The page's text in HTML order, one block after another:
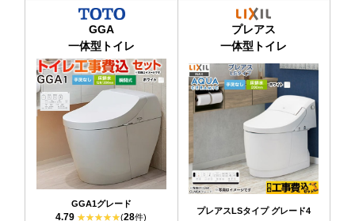
GGA
一体型トイレ
GGA1グレード
4.79 (28件)
プレアス
一体型トイレ
プレアスLSタイプ グレード4